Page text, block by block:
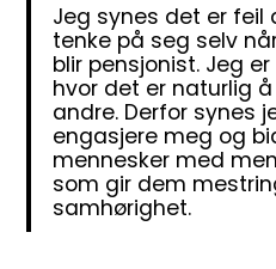
Jeg synes det er feil
tenke på seg selv
blir pensjonist. Jeg
hvor det er naturlig
andre. Derfor synes
engasjere meg og
mennesker med
som gir dem
samhørighet.